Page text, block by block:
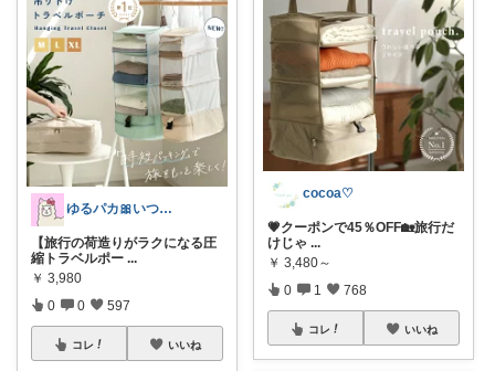
ゆるパカ🎀いつもありがとうございます✨
【旅行の荷造りがラクになる圧
縮トラベルポー ...
￥ 3,980
0 0 597
コレ いいね
cocoa♡
💗クーポンで45％OFF ​🏡旅行だ
けじゃ ...
￥ 3,480～
0 1 768
コレ いいね